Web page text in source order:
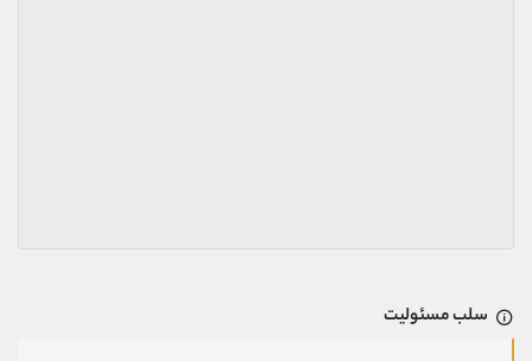
سلب مسئولیت